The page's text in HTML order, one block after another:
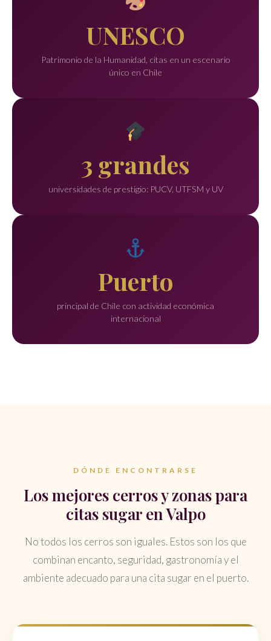
UNESCO
Patrimonio de la Humanidad, citas en un escenario
único en Chile
3 grandes
universidades de prestigio: PUCV, UTFSM y UV
Puerto
principal de Chile con actividad económica
internacional
DÓNDE ENCONTRARSE
Los mejores cerros y zonas para
citas sugar en Valpo
No todos los cerros son iguales. Estos son los que
combinan encanto, seguridad, gastronomía y el
ambiente adecuado para una cita sugar en el puerto.